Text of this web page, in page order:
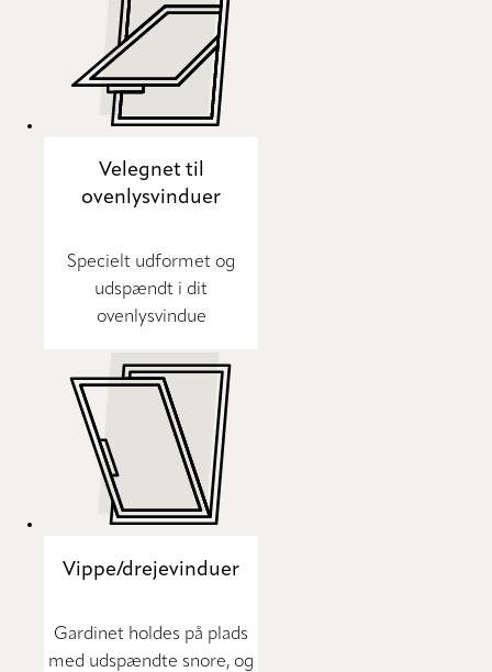
Velegnet til
ovenlysvinduer
Specielt udformet og
udspændt i dit
ovenlysvindue
Vippe/drejevinduer
Gardinet holdes på plads
med udspændte snore, og